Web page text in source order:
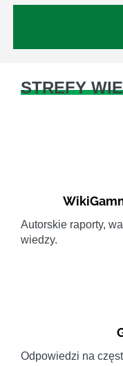
STREFY
Autorskie raporty,
wiedzy.
Odpowiedzi na